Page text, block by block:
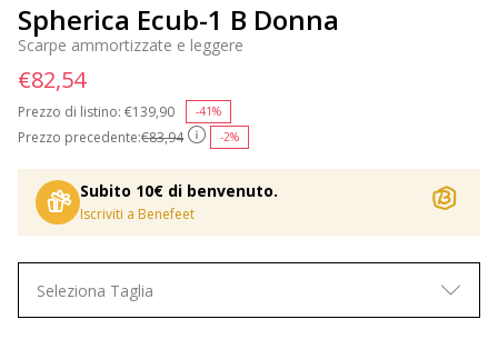
Spherica Ecub-1 B Donna
Scarpe ammortizzate e leggere
Prezzo precedente:€83,94 -2%
Prezzo di listino: Price reduced from
€139,90 -41%
€82,54
Subito 10€ di benvenuto.
Iscriviti a Benefeet
Seleziona Taglia